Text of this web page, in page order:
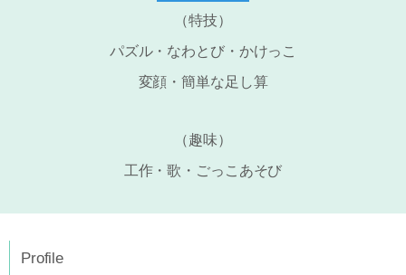
（特技）
パズル・なわとび・かけっこ
変顔・簡単な足し算
（趣味）
工作・歌・ごっこあそび
Profile